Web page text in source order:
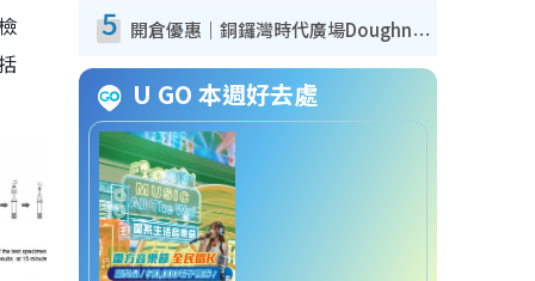
5 開倉優惠｜銅鑼灣時代廣場Doughnut/Campo Marzio開倉低至1折！背囊、書包、手袋劈價$200起
U GO 本週好去處